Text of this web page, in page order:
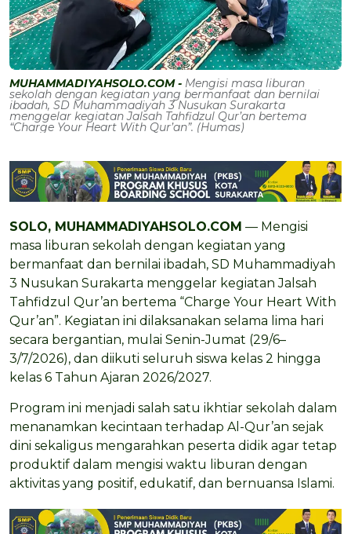
MUHAMMADIYAHSOLO.COM - Mengisi masa liburan
sekolah dengan kegiatan yang bermanfaat dan bernilai
ibadah, SD Muhammadiyah 3 Nusukan Surakarta
menggelar kegiatan Jalsah Tahfidzul Qur’an bertema
“Charge Your Heart With Qur’an”. (Humas)
SOLO, MUHAMMADIYAHSOLO.COM — Mengisi
masa liburan sekolah dengan kegiatan yang
bermanfaat dan bernilai ibadah, SD Muhammadiyah
3 Nusukan Surakarta menggelar kegiatan Jalsah
Tahfidzul Qur’an bertema “Charge Your Heart With
Qur’an”. Kegiatan ini dilaksanakan selama lima hari
secara bergantian, mulai Senin-Jumat (29/6–
3/7/2026), dan diikuti seluruh siswa kelas 2 hingga
kelas 6 Tahun Ajaran 2026/2027.
Program ini menjadi salah satu ikhtiar sekolah dalam
menanamkan kecintaan terhadap Al-Qur’an sejak
dini sekaligus mengarahkan peserta didik agar tetap
produktif dalam mengisi waktu liburan dengan
aktivitas yang positif, edukatif, dan bernuansa Islami.